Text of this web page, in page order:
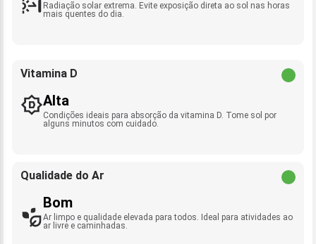
Radiação solar extrema. Evite exposição direta ao sol nas horas
mais quentes do dia.
Vitamina D
Alta
Condições ideais para absorção da vitamina D. Tome sol por
alguns minutos com cuidado.
Qualidade do Ar
Bom
Ar limpo e qualidade elevada para todos. Ideal para atividades ao
ar livre e caminhadas.